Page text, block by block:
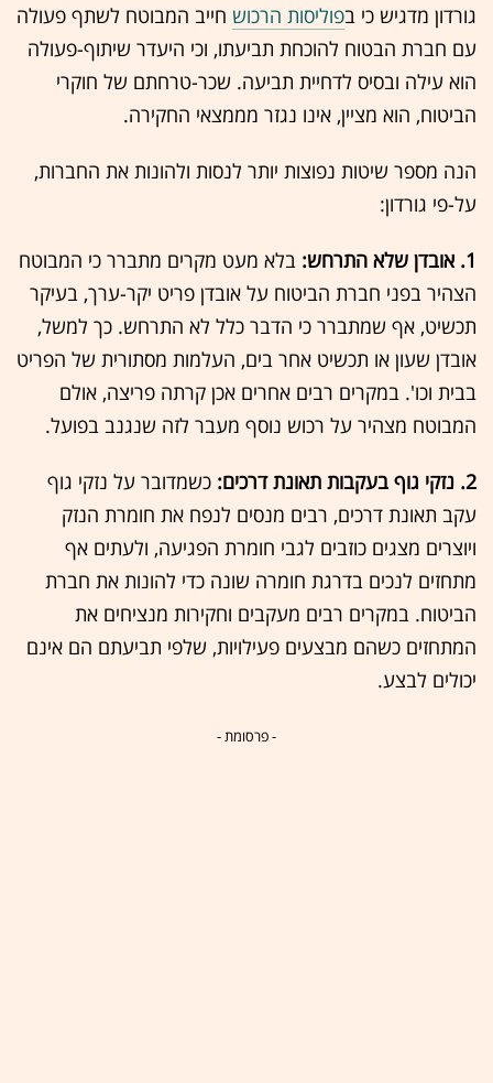
גורדון מדגיש כי בפוליסות הרכוש חייב המבוטח לשתף פעולה
עם חברת הבטוח להוכחת תביעתו, וכי היעדר שיתוף-פעולה
הוא עילה ובסיס לדחיית תביעה. שכר-טרחתם של חוקרי
הביטוח, הוא מציין, אינו נגזר מממצאי החקירה.
הנה מספר שיטות נפוצות יותר לנסות ולהונות את החברות,
על-פי גורדון:
1. אובדן שלא התרחש:
בלא מעט מקרים מתברר כי המבוטח
הצהיר בפני חברת הביטוח על אובדן פריט יקר-ערך, בעיקר
תכשיט, אף שמתברר כי הדבר כלל לא התרחש. כך למשל,
אובדן שעון או תכשיט אחר בים, העלמות מסתורית של הפריט
בבית וכו'. במקרים רבים אחרים אכן קרתה פריצה, אולם
המבוטח מצהיר על רכוש נוסף מעבר לזה שנגנב בפועל.
2. נזקי גוף בעקבות תאונת דרכים:
כשמדובר על נזקי גוף
עקב תאונת דרכים, רבים מנסים לנפח את חומרת הנזק
ויוצרים מצגים כוזבים לגבי חומרת הפגיעה, ולעתים אף
מתחזים לנכים בדרגת חומרה שונה כדי להונות את חברת
הביטוח. במקרים רבים מעקבים וחקירות מנציחים את
המתחזים כשהם מבצעים פעילויות, שלפי תביעתם הם אינם
יכולים לבצע.
- פרסומת -